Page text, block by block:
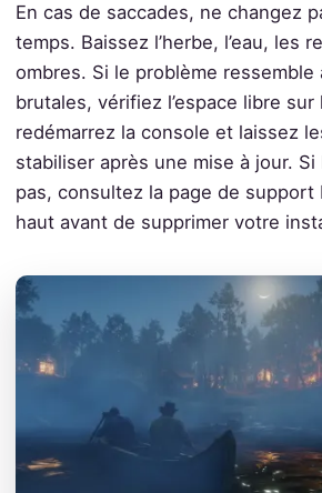
En cas de saccades, ne changez
temps. Baissez l’herbe, l’eau, les
ombres. Si le problème ressemble
brutales, vérifiez l’espace libre sur
redémarrez la console et laissez
stabiliser après une mise à jour.
pas, consultez la page de support
haut avant de supprimer votre